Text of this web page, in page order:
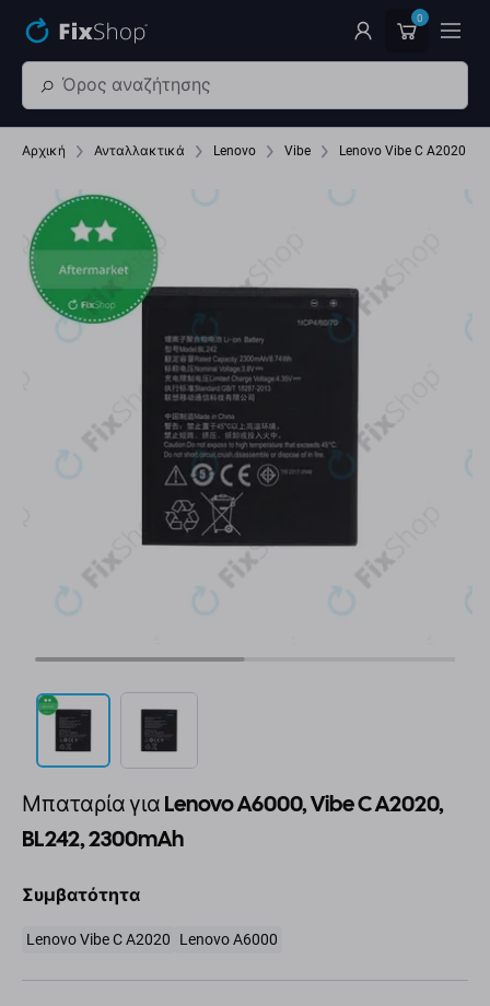
0
Αρχική Ανταλλακτικά Lenovo Vibe Lenovo Vibe C A2020
Μπαταρία για Lenovo A6000, Vibe C A2020,
BL242, 2300mAh
Συμβατότητα
Lenovo Vibe C A2020 Lenovo A6000